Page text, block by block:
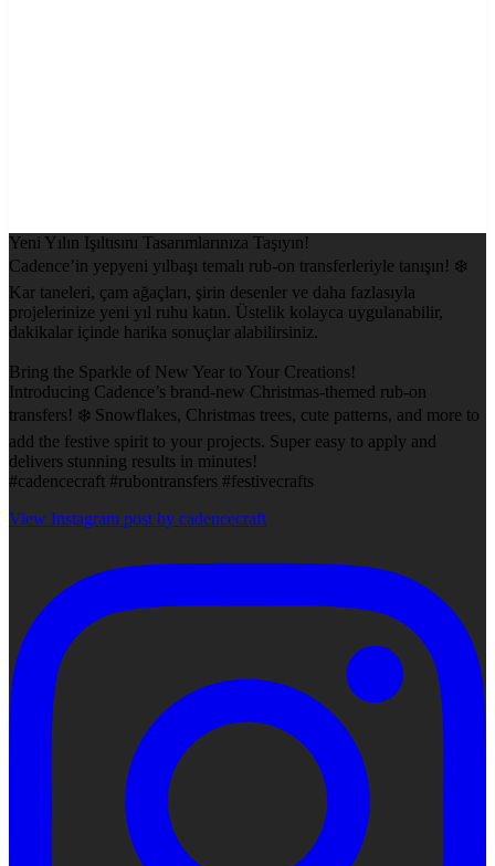
Yeni Yılın Işıltısını Tasarımlarınıza Taşıyın!
Cadence’in yepyeni yılbaşı temalı rub-on transferleriyle tanışın! ❄️
Kar taneleri, çam ağaçları, şirin desenler ve daha fazlasıyla
projelerinize yeni yıl ruhu katın. Üstelik kolayca uygulanabilir,
dakikalar içinde harika sonuçlar alabilirsiniz.
Bring the Sparkle of New Year to Your Creations!
Introducing Cadence’s brand-new Christmas-themed rub-on
transfers! ❄️ Snowflakes, Christmas trees, cute patterns, and more to
add the festive spirit to your projects. Super easy to apply and
delivers stunning results in minutes!
#cadencecraft #rubontransfers #festivecrafts
View Instagram post by cadencecraft